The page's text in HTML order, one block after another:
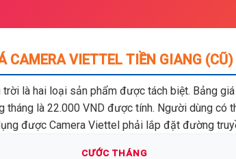
CAMERA VIETTEL TIỀN GIANG
trời là hai loại sản phẩm được tách biệt. Bảng
tháng là 22.000 VND được tính. Người dùng có
được Camera Viettel phải lắp đặt đường
CƯỚC THÁNG